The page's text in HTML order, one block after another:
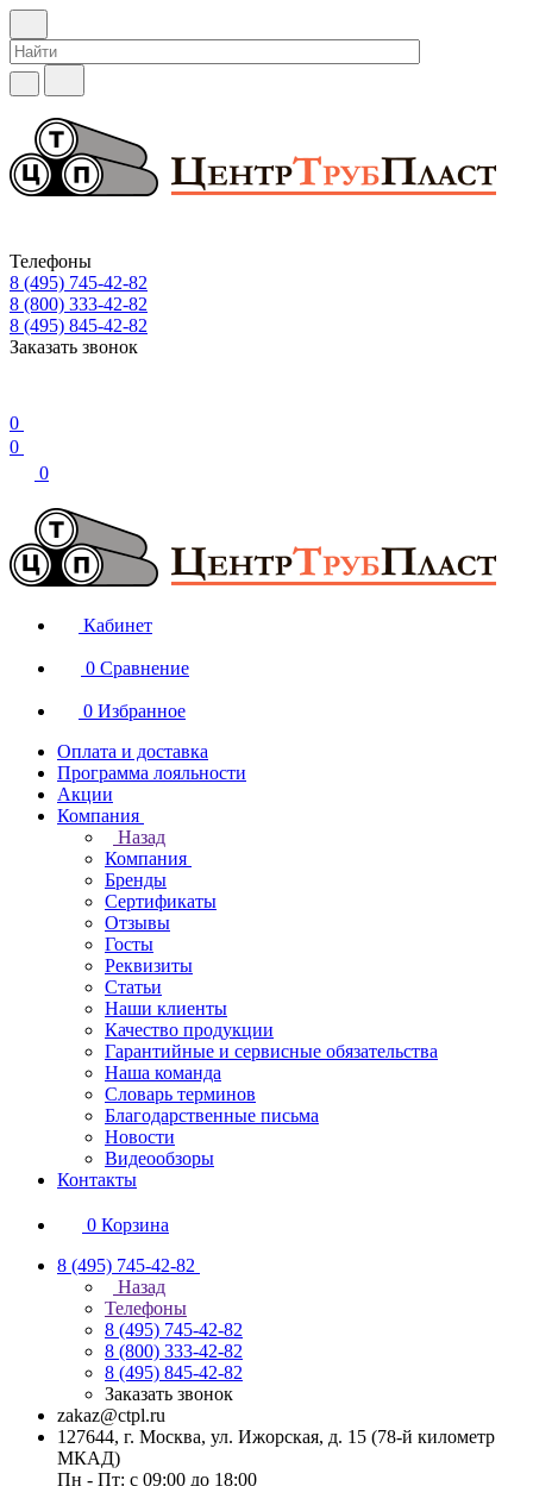
Телефоны
8 (495) 745-42-82
8 (800) 333-42-82
8 (495) 845-42-82
Заказать звонок
0
0
0
Кабинет
0 Сравнение
0 Избранное
Оплата и доставка
Программа лояльности
Акции
Компания
Назад
Компания
Бренды
Сертификаты
Отзывы
Госты
Реквизиты
Статьи
Наши клиенты
Качество продукции
Гарантийные и сервисные обязательства
Наша команда
Словарь терминов
Благодарственные письма
Новости
Видеообзоры
Контакты
0 Корзина
8 (495) 745-42-82
Назад
Телефоны
8 (495) 745-42-82
8 (800) 333-42-82
8 (495) 845-42-82
Заказать звонок
zakaz@ctpl.ru
127644, г. Москва, ул. Ижорская, д. 15 (78-й километр
МКАД)
Пн - Пт: с 09:00 до 18:00